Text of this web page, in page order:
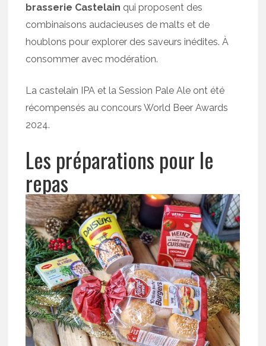
brasserie Castelain qui proposent des
combinaisons audacieuses de malts et de
houblons pour explorer des saveurs inédites. À
consommer avec modération.
La castelain IPA et la Session Pale Ale ont été
récompensés au concours World Beer Awards
2024.
Les préparations pour le
repas